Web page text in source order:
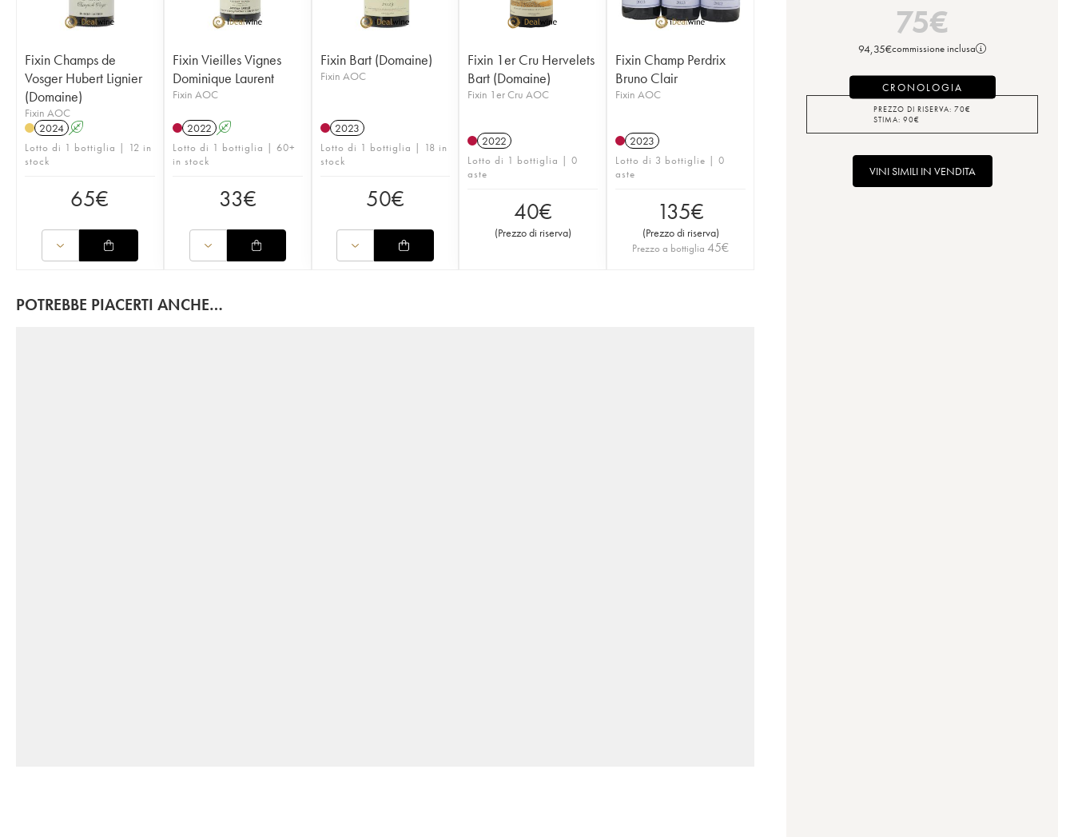
Fixin Champs de
Vosger Hubert Lignier
(Domaine)
Fixin AOC
2024 A
Lotto di 1 bottiglia | 12 in
stock
65€
Fixin Vieilles Vignes
Dominique Laurent
Fixin AOC
2022 A
Lotto di 1 bottiglia | 60+
in stock
33€
Fixin Bart (Domaine)
Fixin AOC
2023
Lotto di 1 bottiglia | 18 in
stock
50€
Fixin 1er Cru Hervelets
Bart (Domaine)
Fixin 1er Cru AOC
2022
Lotto di 1 bottiglia | 0
aste
40€
(Prezzo di riserva)
Fixin Champ Perdrix
Bruno Clair
Fixin AOC
2023
Lotto di 3 bottiglie | 0
aste
135€
(Prezzo di riserva)
Prezzo a bottiglia 45€
POTREBBE PIACERTI ANCHE…
75€
94,35€commissione inclusa
CRONOLOGIA
PREZZO DI RISERVA: 70€
STIMA: 90€
VINI SIMILI IN VENDITA